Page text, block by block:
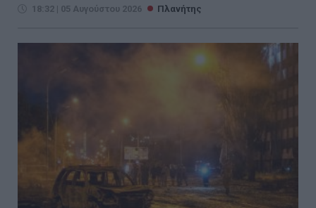
18:32 | 05 Αυγούστου 2026 Πλανήτης